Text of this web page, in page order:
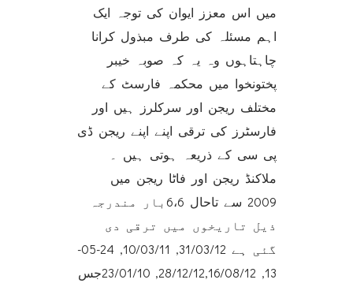
میں اس معزز ایوان کی توجہ ایک
اہم مسئلہ کی طرف مبذول کرانا
چاہتاہوں وہ یہ کہ صوبہ خیبر
پختونخوا میں محکمہ فارسٹ کے
مختلف ریجن اور سرکلرز ہیں اور
فارسٹرز کی ترقی اپنے اپنے ریجن ڈی
پی سی کے ذریعہ ہوتی ہیں ۔
ملاکنڈ ریجن اور فاٹا ریجن میں
2009 سے تاحال 6،6بار مندرجہ
ذیل تاریخوں میں ترقی دی
گئی ہے 31/03/12, 10/03/11, 24-05-
13, 28/12/12,16/08/12, 23/01/10جس